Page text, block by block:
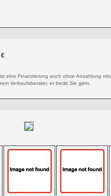
eine Finanzierung auch ohne Anzahlung
Verkaufsberater, er berät Sie gern.